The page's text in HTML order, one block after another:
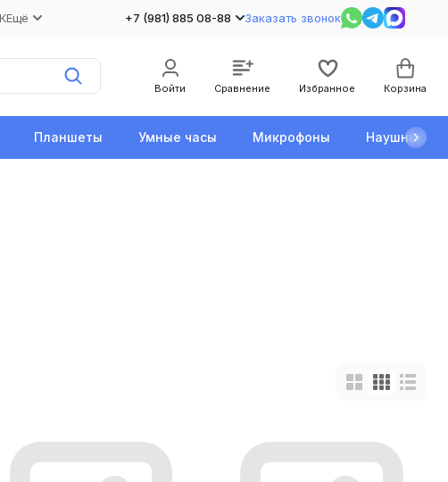
Ещё +7 (981) 885 08-88 Заказать звонок
Войти Сравнение Избранное Корзина
Планшеты Умные часы Микрофоны Наушники